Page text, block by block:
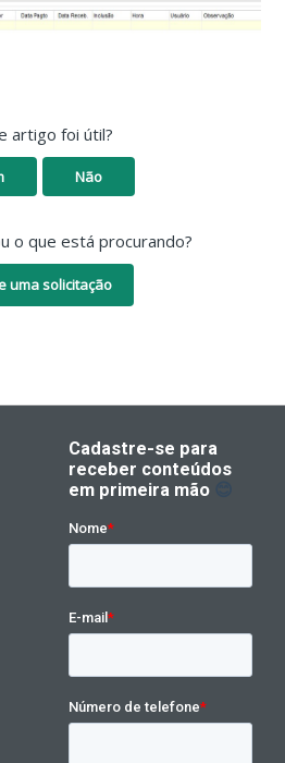
artigo foi útil?
Não
o que está procurando?
uma solicitação